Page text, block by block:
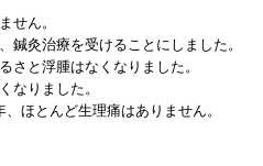
せん。
鍼灸治療を受けることにしました。
さと浮腫はなくなりました。
なりました。
、ほとんど生理痛はありません。